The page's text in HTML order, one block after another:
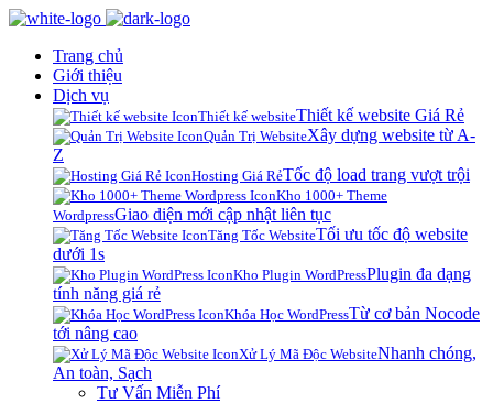
Trang chủ
Giới thiệu
Dịch vụ
Thiết kế websiteThiết kế website Giá Rẻ
Quản Trị WebsiteXây dựng website từ A-
Z
Hosting Giá RẻTốc độ load trang vượt trội
Kho 1000+ Theme
WordpressGiao diện mới cập nhật liên tục
Tăng Tốc WebsiteTối ưu tốc độ website
dưới 1s
Kho Plugin WordPressPlugin đa dạng
tính năng giá rẻ
Khóa Học WordPressTừ cơ bản Nocode
tới nâng cao
Xử Lý Mã Độc WebsiteNhanh chóng,
An toàn, Sạch
Tư Vấn Miễn Phí